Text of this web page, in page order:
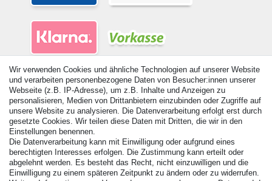
© Copyright 2026 | Alle Rechte vorbehalten. - Alle Rechte vorbehalten.
Preisangaben inkl. gesetzl. 19% MwSt. | Grundpreise siehe Artikeldetail | *Gilt für
Lieferungen nach Deutschland!
Vertrag widerrufen Kontakt
Wir verwenden Cookies und ähnliche Technologien auf unserer Website
und verarbeiten personenbezogene Daten von Besucher:innen unserer
Webseite (z.B. IP-Adresse), um z.B. Inhalte und Anzeigen zu
personalisieren, Medien von Drittanbietern einzubinden oder Zugriffe auf
unsere Website zu analysieren. Die Datenverarbeitung erfolgt erst durch
gesetzte Cookies. Wir teilen diese Daten mit Dritten, die wir in den
Einstellungen benennen.
Die Datenverarbeitung kann mit Einwilligung oder aufgrund eines
berechtigten Interesses erfolgen. Die Zustimmung kann erteilt oder
abgelehnt werden. Es besteht das Recht, nicht einzuwilligen und die
Einwilligung zu einem späteren Zeitpunkt zu ändern oder zu widerrufen.